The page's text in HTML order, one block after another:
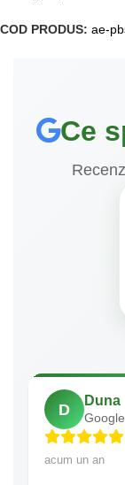
COD PRODUS: ae-
Ce
D
Duna
Google
acum un an